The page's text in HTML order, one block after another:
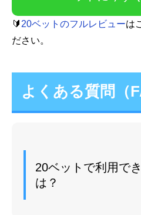
🔰20ベットのフルレビューは
ださい。
よくある質問（
20ベットで利用で
は？